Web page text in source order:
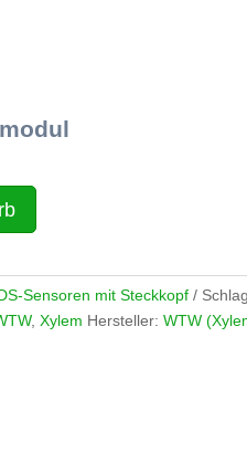
Sensoren mit Steckkopf
,Xylem Hersteller:WTW